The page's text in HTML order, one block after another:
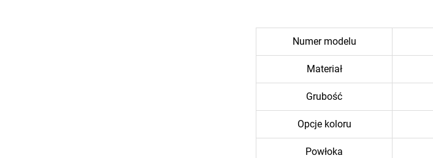
Numer modelu
Materiał
Grubość
Opcje koloru
Powłoka